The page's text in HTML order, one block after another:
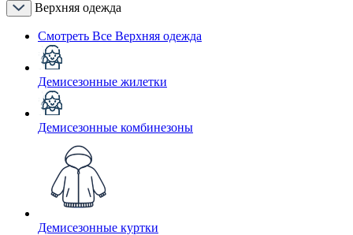
Верхняя одежда
Смотреть Все Верхняя одежда
Демисезонные жилетки
Демисезонные комбинезоны
Демисезонные куртки